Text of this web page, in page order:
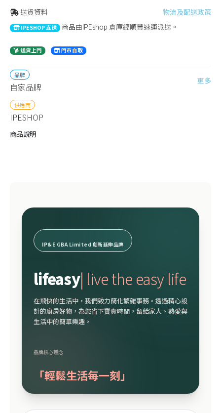
送貨資料 物流及配送政策
IPESHOP 直送 商品由IPEshop 倉庫經順豐速運派送。
送貨上門 門市自取
品牌
自家品牌
更多
供應商
IPESHOP
商品說明
IP&E GBA Limited 創新延伸品牌
lifeasy| live the easy life
在飛快的生活中，我們致力簡化繁雜事務。透過精心設
計的廚房好物，為您省下寶貴時間，留給家人、熱愛與
生活中的簡單樂趣。
品牌核心理念
「輕鬆生活每一刻」